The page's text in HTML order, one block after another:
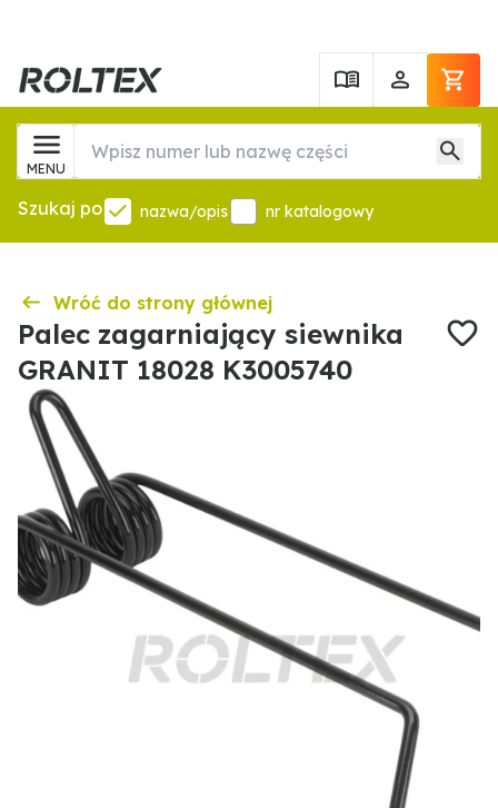
MENU
Szukaj po nazwa/opis nr katalogowy
Wróć do strony głównej
Palec zagarniający siewnika
GRANIT 18028 K3005740